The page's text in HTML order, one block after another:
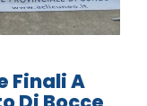
Finali A